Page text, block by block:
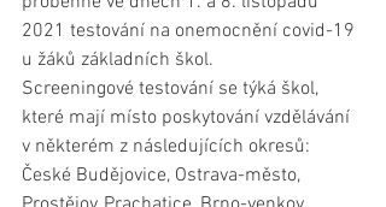
2021 testování na onemocnění covid-19
u žáků základních škol.
Screeningové testování se týká škol,
které mají místo poskytování vzdělávání
v některém z následujících okresů:
České Budějovice, Ostrava-město,